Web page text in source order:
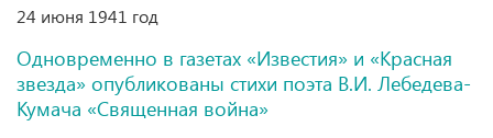
24 июня 1941 год
Одновременно в газетах «Известия» и «Красная
звезда» опубликованы стихи поэта В.И. Лебедева-
Кумача «Священная война»